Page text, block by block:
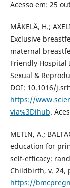
Acesso em: 25
MÄKELÄ, H.;
Exclusive
maternal
Friendly
Sexual &
DOI: 10.1016/
https://
via%3Dihub.
METIN, A.;
education for
self-efficacy:
Childbirth, v. 24,
https://